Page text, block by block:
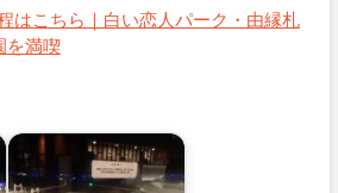
はこちら｜白い恋人パーク・由縁札
を満喫